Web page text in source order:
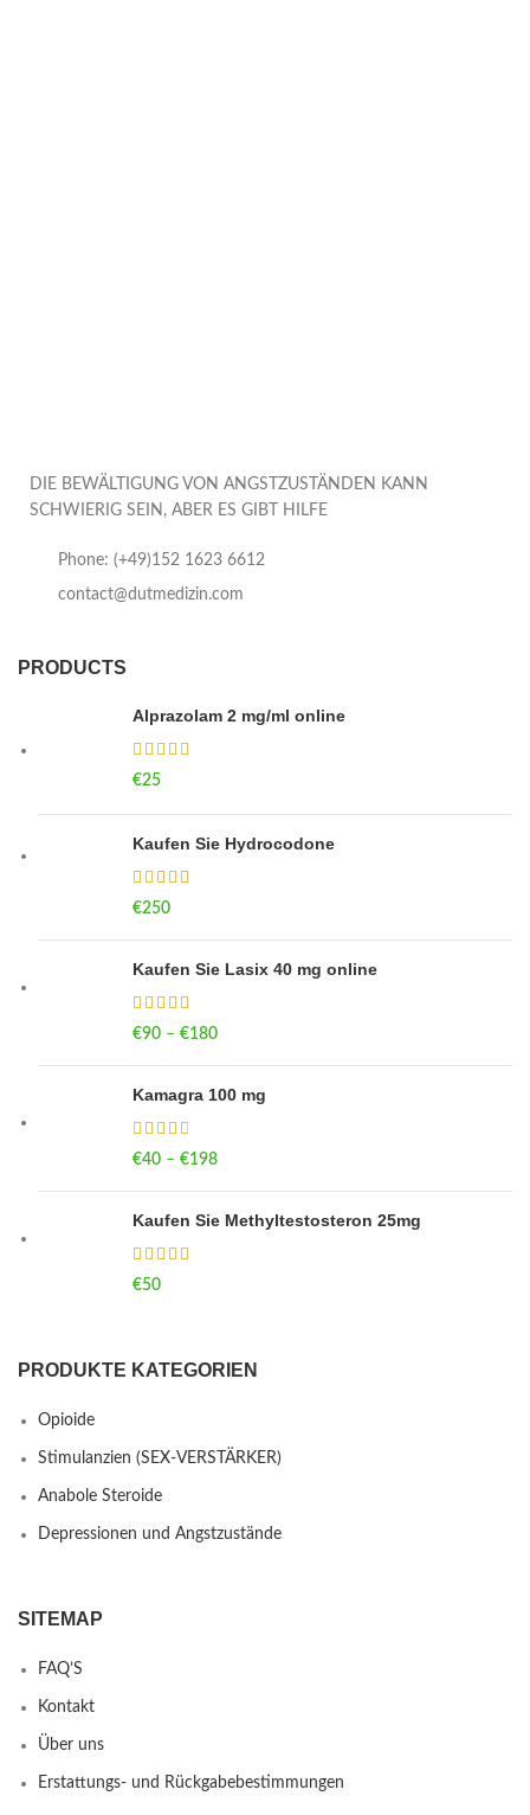
DIE BEWÄLTIGUNG VON ANGSTZUSTÄNDEN KANN
SCHWIERIG SEIN, ABER ES GIBT HILFE
Phone: (+49)152 1623 6612
contact@dutmedizin.com
PRODUCTS
Alprazolam 2 mg/ml online
€25
Kaufen Sie Hydrocodone
€250
Kaufen Sie Lasix 40 mg online
€90 – €180
Kamagra 100 mg
€40 – €198
Kaufen Sie Methyltestosteron 25mg
€50
PRODUKTE KATEGORIEN
Opioide
Stimulanzien (SEX-VERSTÄRKER)
Anabole Steroide
Depressionen und Angstzustände
SITEMAP
FAQ’S
Kontakt
Über uns
Erstattungs- und Rückgabebestimmungen